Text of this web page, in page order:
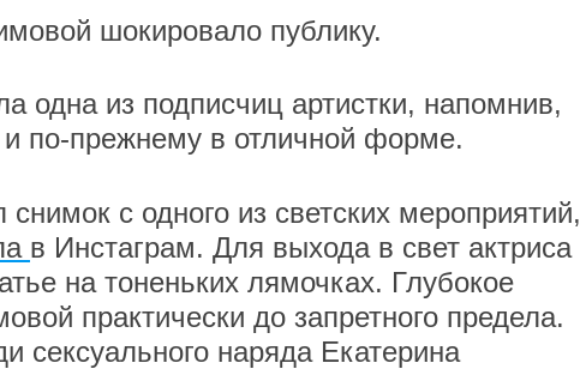
шокировало публику.
одна из подписчиц артистки, напомнив,
по-прежнему в отличной форме.
с одного из светских мероприятий,
в Инстаграм. Для выхода в свет актриса
на тоненьких лямочках. Глубокое
практически до запретного предела.
сексуального наряда Екатерина